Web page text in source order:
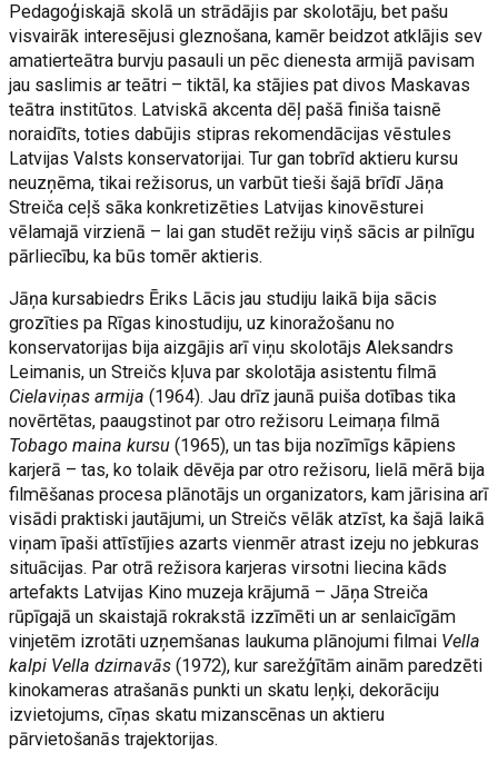
Pedagoģiskajā skolā un strādājis par skolotāju, bet pašu
visvairāk interesējusi gleznošana, kamēr beidzot atklājis sev
amatierteātra burvju pasauli un pēc dienesta armijā pavisam
jau saslimis ar teātri – tiktāl, ka stājies pat divos Maskavas
teātra institūtos. Latviskā akcenta dēļ pašā finiša taisnē
noraidīts, toties dabūjis stipras rekomendācijas vēstules
Latvijas Valsts konservatorijai. Tur gan tobrīd aktieru kursu
neuzņēma, tikai režisorus, un varbūt tieši šajā brīdī Jāņa
Streiča ceļš sāka konkretizēties Latvijas kinovēsturei
vēlamajā virzienā – lai gan studēt režiju viņš sācis ar pilnīgu
pārliecību, ka būs tomēr aktieris.
Jāņa kursabiedrs Ēriks Lācis jau studiju laikā bija sācis
grozīties pa Rīgas kinostudiju, uz kinoražošanu no
konservatorijas bija aizgājis arī viņu skolotājs Aleksandrs
Leimanis, un Streičs kļuva par skolotāja asistentu filmā
Cielaviņas armija (1964). Jau drīz jaunā puiša dotības tika
novērtētas, paaugstinot par otro režisoru Leimaņa filmā
Tobago maina kursu(1965), un tas bija nozīmīgs kāpiens
karjerā – tas, ko tolaik dēvēja par otro režisoru, lielā mērā bija
filmēšanas procesa plānotājs un organizators, kam jārisina arī
visādi praktiski jautājumi, un Streičs vēlāk atzīst, ka šajā laikā
viņam īpaši attīstījies azarts vienmēr atrast izeju no jebkuras
situācijas. Par otrā režisora karjeras virsotni liecina kāds
artefakts Latvijas Kino muzeja krājumā – Jāņa Streiča
rūpīgajā un skaistajā rokrakstā izzīmēti un ar senlaicīgām
vinjetēm izrotāti uzņemšanas laukuma plānojumi filmai Vella
kalpi Vella dzirnavās (1972), kur sarežģītām ainām paredzēti
kinokameras atrašanās punkti un skatu leņķi, dekorāciju
izvietojums, cīņas skatu mizanscēnas un aktieru
pārvietošanās trajektorijas.